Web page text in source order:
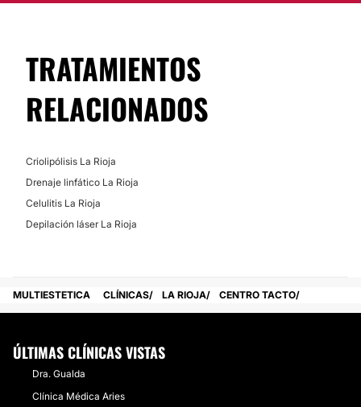
TRATAMIENTOS
RELACIONADOS
Criolipólisis La Rioja
Drenaje linfático La Rioja
Celulitis La Rioja
Depilación láser La Rioja
MULTIESTETICA CLÍNICAS LA RIOJA CENTRO TACTO
ÚLTIMAS CLÍNICAS VISTAS
Dra. Gualda
Clínica Médica Aries